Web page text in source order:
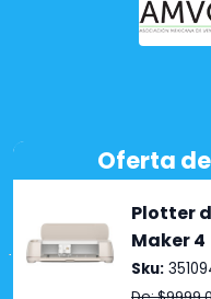
Copyright ©2026